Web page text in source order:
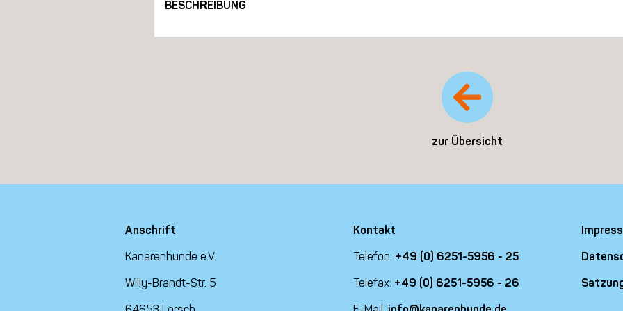
BESCHREIBUNG
zur Übersicht
Anschrift
Kanarenhunde e.V.
Willy-Brandt-Str. 5
Kontakt
Telefon: +49 (0) 6251-5956 - 25
Telefax: +49 (0) 6251-5956 - 26